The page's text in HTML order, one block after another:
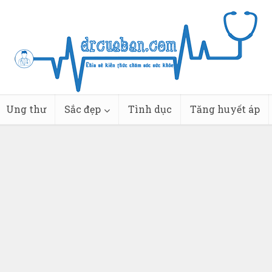
Ung thư Sắc đẹp Tình dục Tăng huyết áp